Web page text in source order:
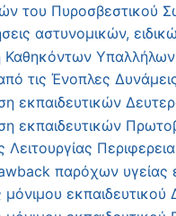
του Πυροσβεστικού
αστυνομικών,
τις Ένοπλες
εκπαιδευτικών
εκπαιδευτικών
παρόχων υγείας
μόνιμου